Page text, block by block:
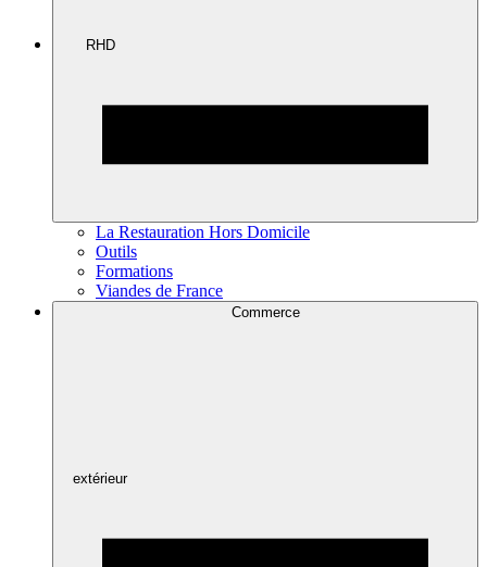
RHD
La Restauration Hors Domicile
Outils
Formations
Viandes de France
Commerce
extérieur